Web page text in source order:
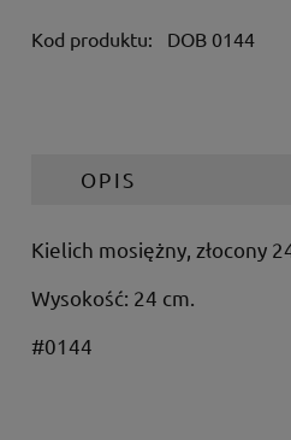
Kod produktu: DOB 0144
OPIS
Kielich mosiężny, złocony
Wysokość: 24 cm.
#0144